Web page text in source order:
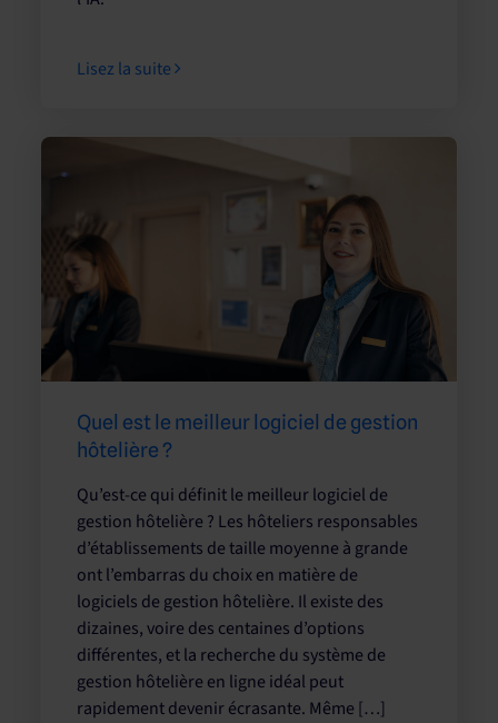
Lisez la suite
Quel est le meilleur logiciel de gestion
hôtelière ?
Qu’est-ce qui définit le meilleur logiciel de
gestion hôtelière ? Les hôteliers responsables
d’établissements de taille moyenne à grande
ont l’embarras du choix en matière de
logiciels de gestion hôtelière. Il existe des
dizaines, voire des centaines d’options
différentes, et la recherche du système de
gestion hôtelière en ligne idéal peut
rapidement devenir écrasante. Même […]